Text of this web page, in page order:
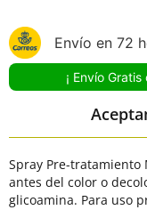
Envío en 72
¡ Envío
Spray Pre-tratamiento
antes del color o
glicoamina. Para uso